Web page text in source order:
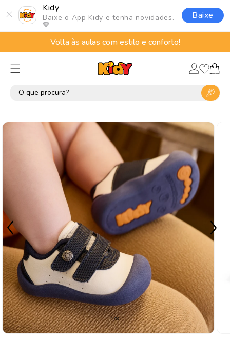
Kidy
Baixe o App Kidy e tenha novidades.
🧡
Baixe
para o
conteúdo
Volta às aulas com estilo e conforto!
Fazer
login
Lista
deCarrinho
informações
do produto
1/de
8